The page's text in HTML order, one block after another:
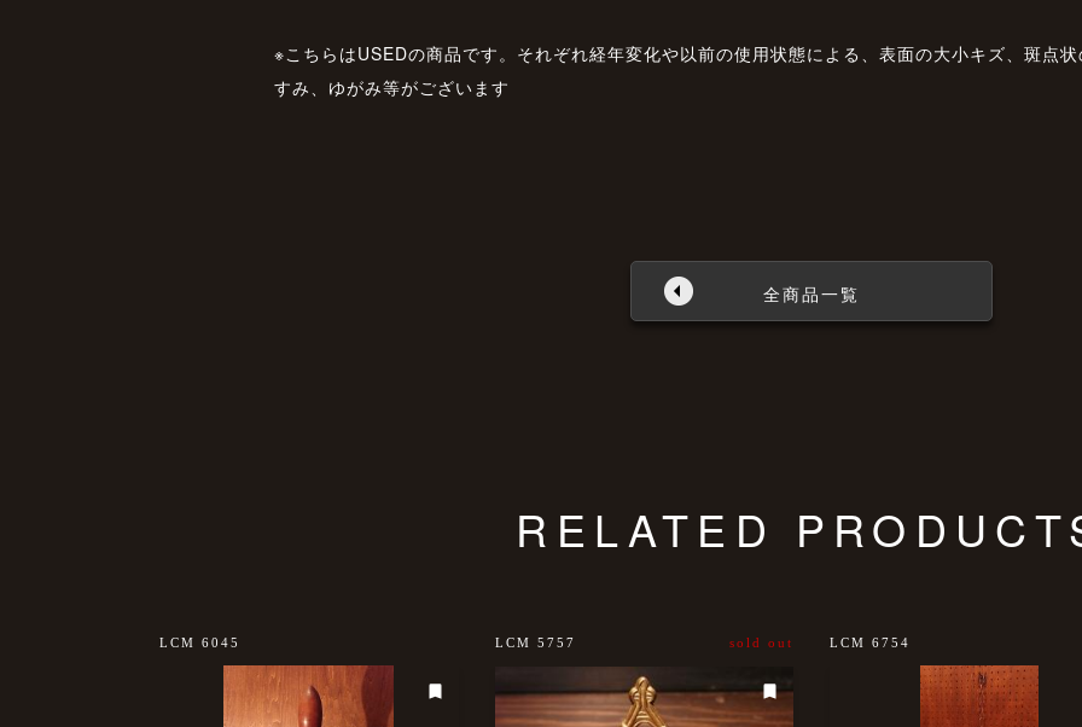
※こちらはUSEDの商品です。それぞれ経年変化や以前の使用状態による、表面の大小キズ、斑点
すみ、ゆがみ等がございます
全商品一覧
RELATED
LCM 6045 LCM 5757 sold out LCM 6754